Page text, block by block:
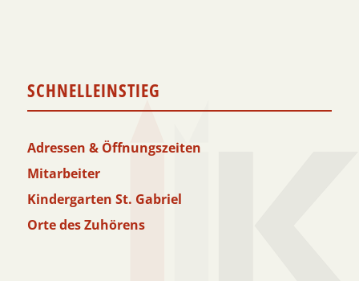
SCHNELLEINSTIEG
Adressen & Öffnungszeiten
Mitarbeiter
Kindergarten St. Gabriel
Orte des Zuhörens